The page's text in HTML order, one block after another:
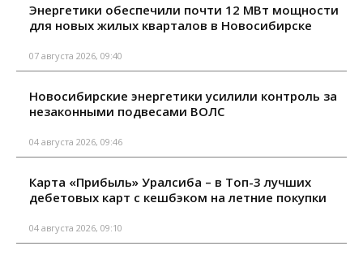
Энергетики обеспечили почти 12 МВт мощности
для новых жилых кварталов в Новосибирске
07 августа 2026, 09:40
Новосибирские энергетики усилили контроль за
незаконными подвесами ВОЛС
04 августа 2026, 09:46
Карта «Прибыль» Уралсиба – в Топ-3 лучших
дебетовых карт с кешбэком на летние покупки
04 августа 2026, 09:10